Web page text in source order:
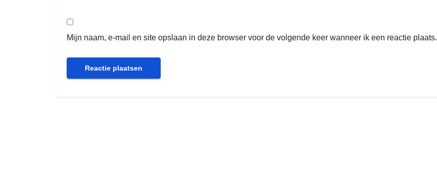
Mijn naam, e-mail en site opslaan in deze browser voor de volgende keer wanneer ik een reactie plaats.